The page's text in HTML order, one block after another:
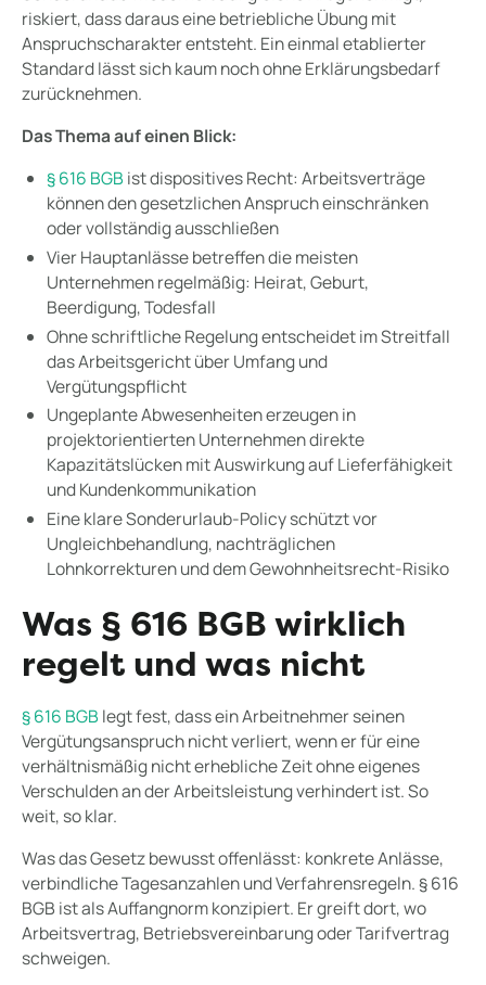
riskiert, dass daraus eine betriebliche Übung mit
Anspruchscharakter entsteht. Ein einmal etablierter
Standard lässt sich kaum noch ohne Erklärungsbedarf
zurücknehmen.
Das Thema auf einen Blick:
§ 616 BGB ist dispositives Recht: Arbeitsverträge
können den gesetzlichen Anspruch einschränken
oder vollständig ausschließen
Vier Hauptanlässe betreffen die meisten
Unternehmen regelmäßig: Heirat, Geburt,
Beerdigung, Todesfall
Ohne schriftliche Regelung entscheidet im Streitfall
das Arbeitsgericht über Umfang und
Vergütungspflicht
Ungeplante Abwesenheiten erzeugen in
projektorientierten Unternehmen direkte
Kapazitätslücken mit Auswirkung auf Lieferfähigkeit
und Kundenkommunikation
Eine klare Sonderurlaub-Policy schützt vor
Ungleichbehandlung, nachträglichen
Lohnkorrekturen und dem Gewohnheitsrecht-Risiko
Was § 616 BGB wirklich
regelt und was nicht
§ 616 BGB legt fest, dass ein Arbeitnehmer seinen
Vergütungsanspruch nicht verliert, wenn er für eine
verhältnismäßig nicht erhebliche Zeit ohne eigenes
Verschulden an der Arbeitsleistung verhindert ist. So
weit, so klar.
Was das Gesetz bewusst offenlässt: konkrete Anlässe,
verbindliche Tagesanzahlen und Verfahrensregeln. § 616
BGB ist als Auffangnorm konzipiert. Er greift dort, wo
Arbeitsvertrag, Betriebsvereinbarung oder Tarifvertrag
schweigen.